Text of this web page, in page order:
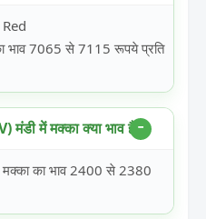
7065 से 7115 रूपये प्रति
में मक्का क्या भाव है?
का भाव 2400 से 2380